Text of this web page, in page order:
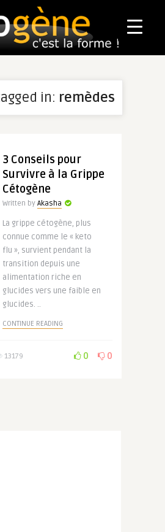
in: remèdes
3 Conseils pour
Survivre à la Grippe
Cétogène
Written by Akasha
La grippe cétogène, plus
connue comme le « keto
flu », survient pendant la
transition depuis une
alimentation riche en
glucides vers une faible en
glucides. ..
CONTINUE READING
13179 0 0